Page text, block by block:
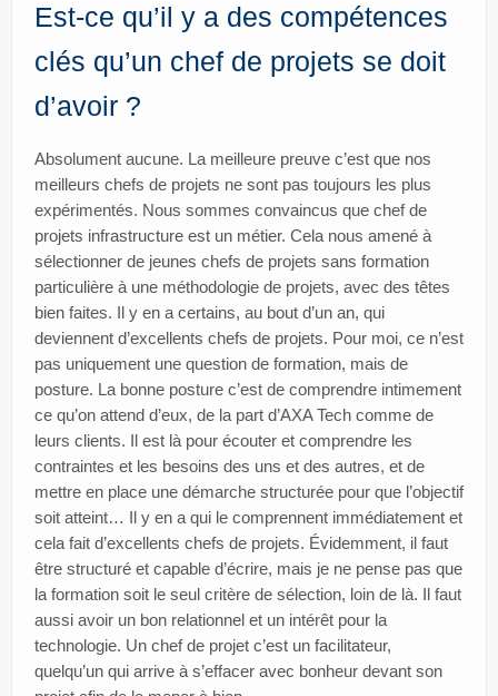
Est-ce qu’il y a des compétences
clés qu’un chef de projets se doit
d’avoir ?
Absolument aucune. La meilleure preuve c’est que nos
meilleurs chefs de projets ne sont pas toujours les plus
expérimentés. Nous sommes convaincus que chef de
projets infrastructure est un métier. Cela nous amené à
sélectionner de jeunes chefs de projets sans formation
particulière à une méthodologie de projets, avec des têtes
bien faites. Il y en a certains, au bout d’un an, qui
deviennent d’excellents chefs de projets. Pour moi, ce n’est
pas uniquement une question de formation, mais de
posture. La bonne posture c’est de comprendre intimement
ce qu’on attend d’eux, de la part d’AXA Tech comme de
leurs clients. Il est là pour écouter et comprendre les
contraintes et les besoins des uns et des autres, et de
mettre en place une démarche structurée pour que l’objectif
soit atteint… Il y en a qui le comprennent immédiatement et
cela fait d’excellents chefs de projets. Évidemment, il faut
être structuré et capable d’écrire, mais je ne pense pas que
la formation soit le seul critère de sélection, loin de là. Il faut
aussi avoir un bon relationnel et un intérêt pour la
technologie. Un chef de projet c’est un facilitateur,
quelqu’un qui arrive à s’effacer avec bonheur devant son